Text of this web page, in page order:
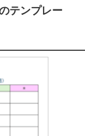
テンプレー